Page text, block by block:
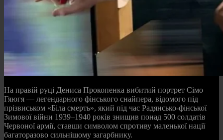
На правій руці Дениса Прокопенка вибитий портрет Сімо
Гяюгя — легендарного фінського снайпера, відомого під
прізвиськом «Біла смерть», який під час Радянсько-фінської
Зимової війни 1939–1940 років знищив понад 500 солдатів
Червоної армії, ставши символом спротиву маленької нації
багаторазово сильнішому загарбнику.